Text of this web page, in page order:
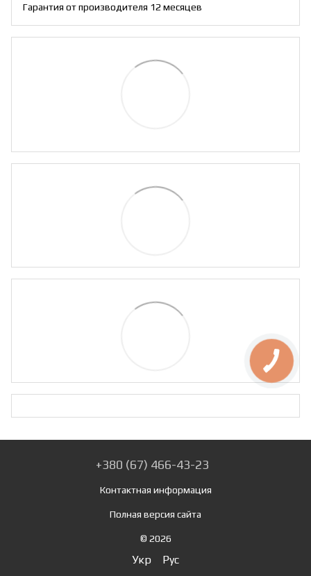
Гарантия от производителя 12 месяцев
+380 (67) 466-43-23
Контактная информация
Полная версия сайта
© 2026
Укр Рус